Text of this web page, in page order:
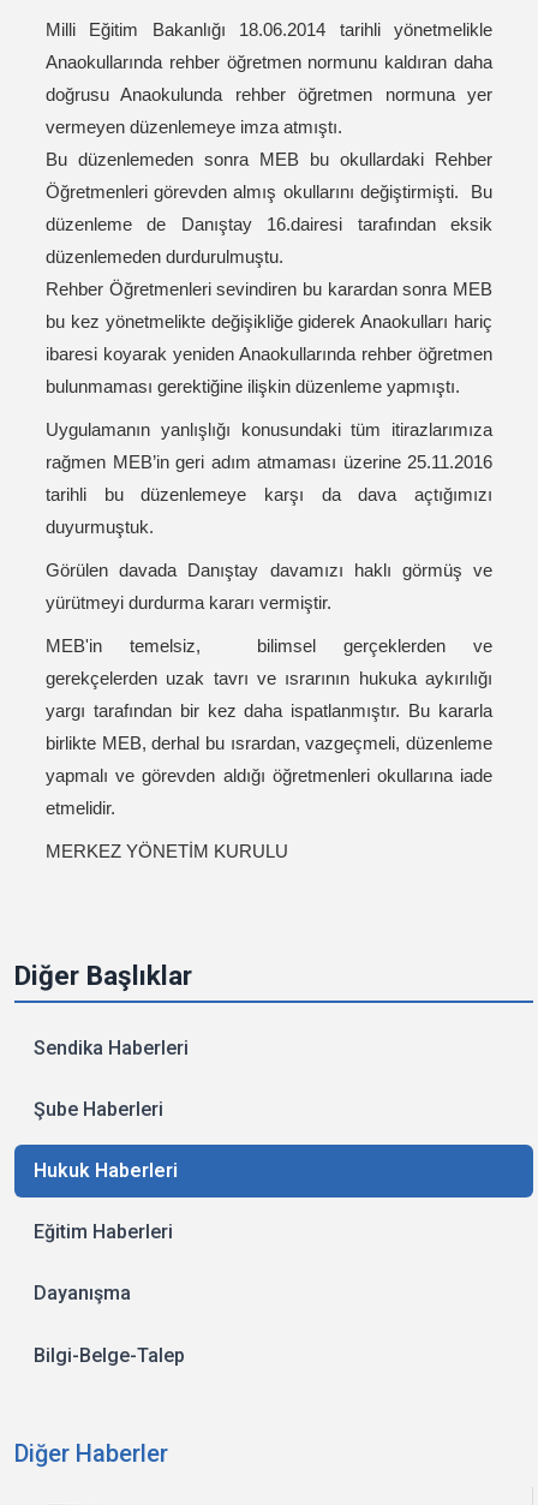
Diğer Başlıklar
Sendika Haberleri
Şube Haberleri
Hukuk Haberleri
Eğitim Haberleri
Dayanışma
Bilgi-Belge-Talep
Diğer Haberler
Milli Eğitim Bakanlığı 18.06.2014 tarihli yönetmelikle
Anaokullarında rehber öğretmen normunu kaldıran daha
doğrusu Anaokulunda rehber öğretmen normuna yer
vermeyen düzenlemeye imza atmıştı.
Bu düzenlemeden sonra MEB bu okullardaki Rehber
Öğretmenleri görevden almış okullarını değiştirmişti. Bu
düzenleme de Danıştay 16.dairesi tarafından eksik
düzenlemeden durdurulmuştu.
Rehber Öğretmenleri sevindiren bu karardan sonra MEB
bu kez yönetmelikte değişikliğe giderek Anaokulları hariç
ibaresi koyarak yeniden Anaokullarında rehber öğretmen
bulunmaması gerektiğine ilişkin düzenleme yapmıştı.
Uygulamanın yanlışlığı konusundaki tüm itirazlarımıza
rağmen MEB’in geri adım atmaması üzerine 25.11.2016
tarihli bu düzenlemeye karşı da dava açtığımızı
duyurmuştuk.
Görülen davada Danıştay davamızı haklı görmüş ve
yürütmeyi durdurma kararı vermiştir.
MEB'in temelsiz, bilimsel gerçeklerden ve
gerekçelerden uzak tavrı ve ısrarının hukuka aykırılığı
yargı tarafından bir kez daha ispatlanmıştır. Bu kararla
birlikte MEB, derhal bu ısrardan, vazgeçmeli, düzenleme
yapmalı ve görevden aldığı öğretmenleri okullarına iade
etmelidir.
MERKEZ YÖNETİM KURULU